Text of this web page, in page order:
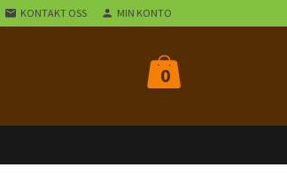
KONTAKT OSS MIN KONTO
0